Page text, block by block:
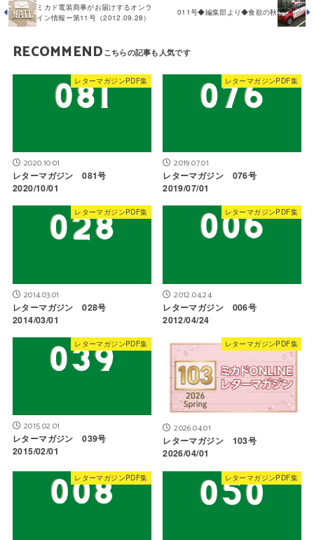
011号◆編集部より◆食欲の秋
ミカド電装商事がお届けするオンラ
イン情報ー第11号（2012.09.28）
RECOMMEND
レターマガジンPDF集
2020.10.01
レターマガジン 081号
2020/10/01
レターマガジンPDF集
2019.07.01
レターマガジン 076号
2019/07/01
レターマガジンPDF集
2014.03.01
レターマガジン 028号
2014/03/01
レターマガジンPDF集
2012.04.24
レターマガジン 006号
2012/04/24
レターマガジンPDF集
2015.02.01
レターマガジン 039号
2015/02/01
レターマガジンPDF集
2026.04.01
レターマガジン 103号
2026/04/01
レターマガジンPDF集 レターマガジンPDF集